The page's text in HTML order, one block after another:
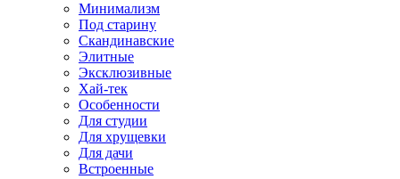
Минимализм
Под старину
Скандинавские
Элитные
Эксклюзивные
Хай-тек
Особенности
Для студии
Для хрущевки
Для дачи
Встроенные